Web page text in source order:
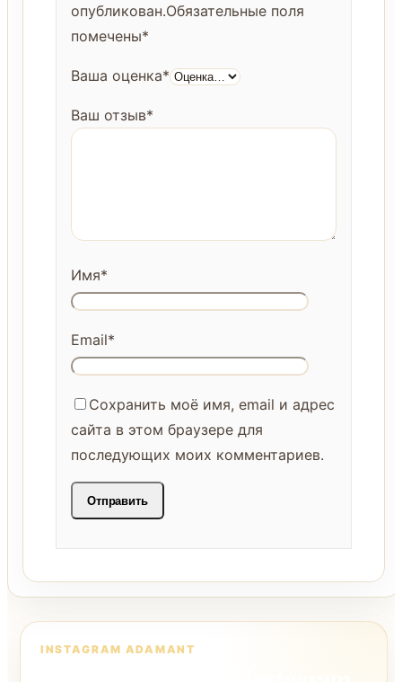
опубликован.Обязательные поля
помечены*
Ваша оценка*
Ваш отзыв*
Имя*
Email*
Сохранить моё имя, email и адрес
сайта в этом браузере для
последующих моих комментариев.
INSTAGRAM ADAMANT